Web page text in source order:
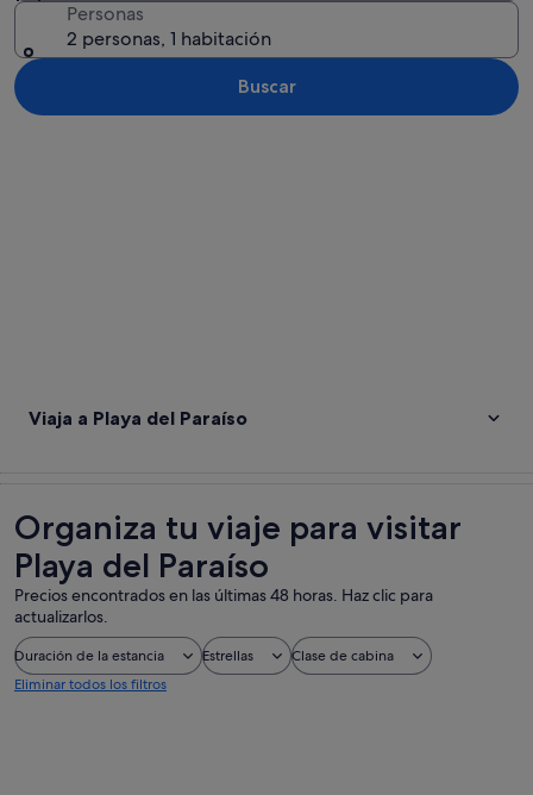
Personas
2 personas, 1 habitación
Buscar
Viaja a Playa del Paraíso
Organiza tu viaje para visitar
Playa del Paraíso
Precios encontrados en las últimas 48 horas. Haz clic para
actualizarlos.
Duración de la estancia Estrellas
Clase de cabina
Eliminar todos los filtros